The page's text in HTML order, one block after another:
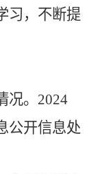
习，不断提
况。 2024
公开信息处